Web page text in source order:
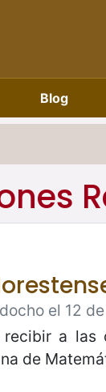
Blog
el 12
a las
de